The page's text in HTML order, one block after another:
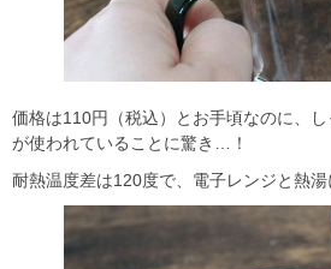
価格は110円（税込）とお手頃なのに、
が使われていることに驚き…！
耐熱温度差は120度で、電子レンジと熱湯